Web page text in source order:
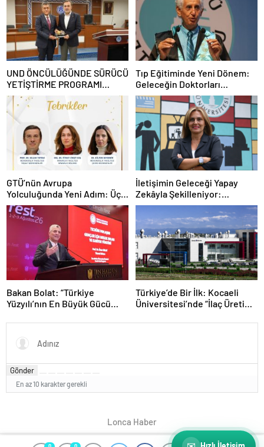
UND ÖNCÜLÜĞÜNDE SÜRÜCÜ
YETİŞTİRME PROGRAMI
KONYA’DA İLK MEZUNLARINI
VERDİ
Tıp Eğitiminde Yeni Dönem:
Geleceğin Doktorları
Teknolojiyi de Bilecek
GTÜ’nün Avrupa
Yolculuğunda Yeni Adım: Üç
Proje, Üç Stratejik Hedef
İletişimin Geleceği Yapay
Zekâyla Şekilleniyor:
“Başarının Anahtarı İnsan
Dokunuşu”
Bakan Bolat: “Türkiye
Yüzyılı’nın En Büyük Gücü
Gençlerimizdir”
Türkiye’de Bir İlk: Kocaeli
Üniversitesi’nde “İlaç Üretim
Gönder
En az 10 karakter gerekli
Lonca Haber